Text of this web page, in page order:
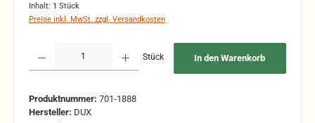
Inhalt: 1 Stück
Preise inkl. MwSt. zzgl. Versandkosten
Stück In den Warenkorb
Produktnummer: 701-1888
Hersteller: DUX